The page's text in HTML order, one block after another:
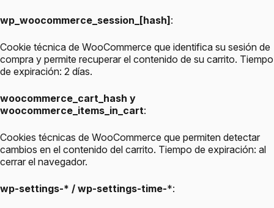
wp_woocommerce_session_[hash]:
Cookie técnica de WooCommerce que identifica su sesión de
compra y permite recuperar el contenido de su carrito. Tiempo
de expiración: 2 días.
woocommerce_cart_hash y
woocommerce_items_in_cart:
Cookies técnicas de WooCommerce que permiten detectar
cambios en el contenido del carrito. Tiempo de expiración: al
cerrar el navegador.
wp-settings-* / wp-settings-time-*: